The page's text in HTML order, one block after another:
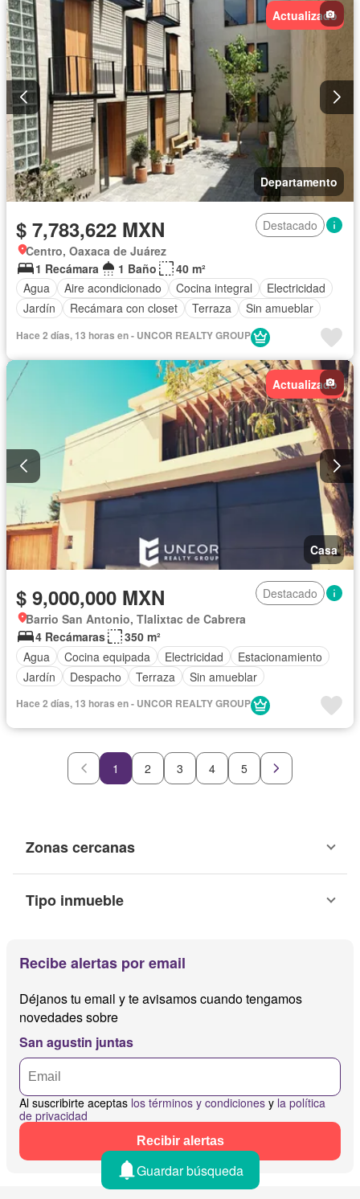
Actualizado
Departamento
$ 7,783,622 MXN
Destacado
Centro, Oaxaca de Juárez
1 Recámara
1 Baño
40 m²
Agua
Aire acondicionado Cocina integral
Electricidad
Jardín
Recámara con closet Terraza Sin amueblar
Hace 2 días, 13 horas en - UNCOR REALTY GROUP
Actualizado
Casa
$ 9,000,000 MXN
Destacado
Barrio San Antonio, Tlalixtac de Cabrera
4 Recámaras
350 m²
Agua
Cocina equipada Electricidad
Estacionamiento
Jardín
Despacho Terraza Sin amueblar
Hace 2 días, 13 horas en - UNCOR REALTY GROUP
1 2 3 4 5
Zonas cercanas
Tipo inmueble
Recibe alertas por email
Déjanos tu email y te avisamos cuando tengamos
novedades sobre
San agustin juntas
Al suscribirte aceptas los términos y condiciones y la política
de privacidad
Recibir alertas
Guardar búsqueda